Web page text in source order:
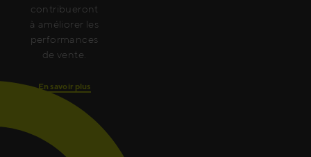
contribueront
à améliorer les
performances
de vente.
En savoir plus